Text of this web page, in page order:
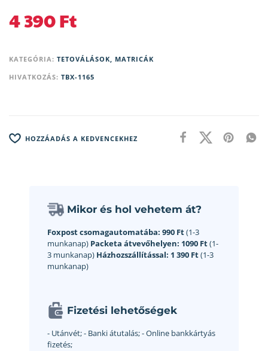
4 390Ft
KATEGÓRIA: TETOVÁLÁSOK, MATRICÁK
HIVATKOZÁS: TBX-1165
HOZZÁADÁS A KEDVENCEKHEZ
Mikor és hol vehetem át?
Foxpost csomagautomatába: 990 Ft(1-3
munkanap) Packeta átvevőhelyen: 1090 Ft(1-
3 munkanap) Házhozszállítással: 1 390 Ft(1-3
munkanap)
Fizetési lehetőségek
- Utánvét;- Banki átutalás;- Online bankkártyás
fizetés;